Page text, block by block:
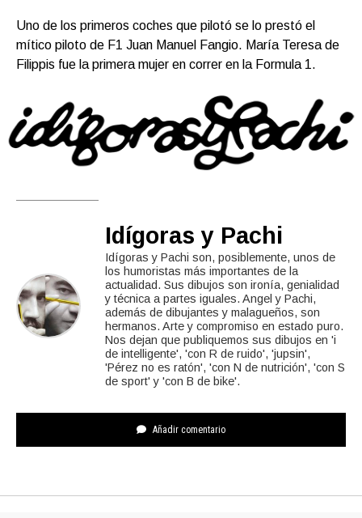
Uno de los primeros coches que pilotó se lo prestó el
mítico piloto de F1 Juan Manuel Fangio. María Teresa de
Filippis fue la primera mujer en correr en la Formula 1.
Idígoras y Pachi
Idígoras y Pachi son, posiblemente, unos de
los humoristas más importantes de la
actualidad. Sus dibujos son ironía, genialidad
y técnica a partes iguales. Angel y Pachi,
además de dibujantes y malagueños, son
hermanos. Arte y compromiso en estado puro.
Nos dejan que publiquemos sus dibujos en 'i
de intelligente', 'con R de ruido', 'jupsin',
'Pérez no es ratón', 'con N de nutrición', 'con S
de sport' y 'con B de bike'.
Añadir comentario